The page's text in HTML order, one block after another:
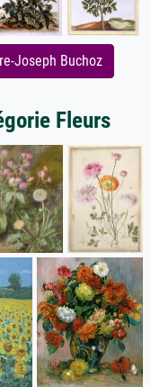
Joseph Buchoz
Fleurs